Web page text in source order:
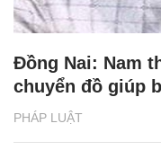
PHÁP LUẬT
Đồng Nai: Nam
chuyển đồ giúp